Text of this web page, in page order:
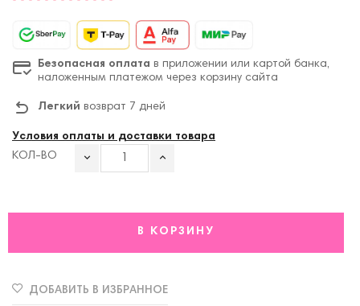
Безопасная оплата в приложении или картой банка,
наложенным платежом через корзину сайта
Легкий возврат 7 дней
Условия оплаты и доставки товара
КОЛ-ВО
В КОРЗИНУ
ДОБАВИТЬ В ИЗБРАННОЕ